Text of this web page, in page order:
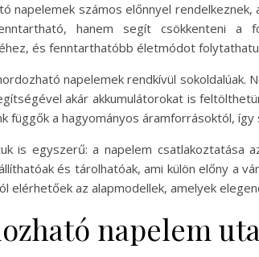
napelemek számos előnnyel
hanem segít csökkenteni a
és fenntarthatóbb életmódot
napelemek rendkívül sokoldalúak.
akár akkumulátorokat is
függők a hagyományos áramforrásoktól,
is egyszerű: a napelem csatlakoztatása
és tárolhatóak, ami külön előny a
elérhetőek az alapmodellek, amelyek
napelem